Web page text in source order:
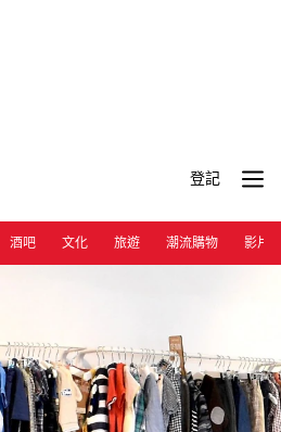
登記
酒吧 文化 旅遊 潮流購物 影片